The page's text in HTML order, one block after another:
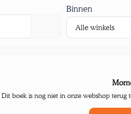
Binnen
Dit boek is nog niet in onze webshop terug